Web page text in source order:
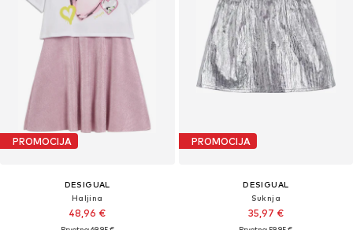
PROMOCIJA
DESIGUAL
Haljina
48,96 €
PROMOCIJA
DESIGUAL
Suknja
35,97 €